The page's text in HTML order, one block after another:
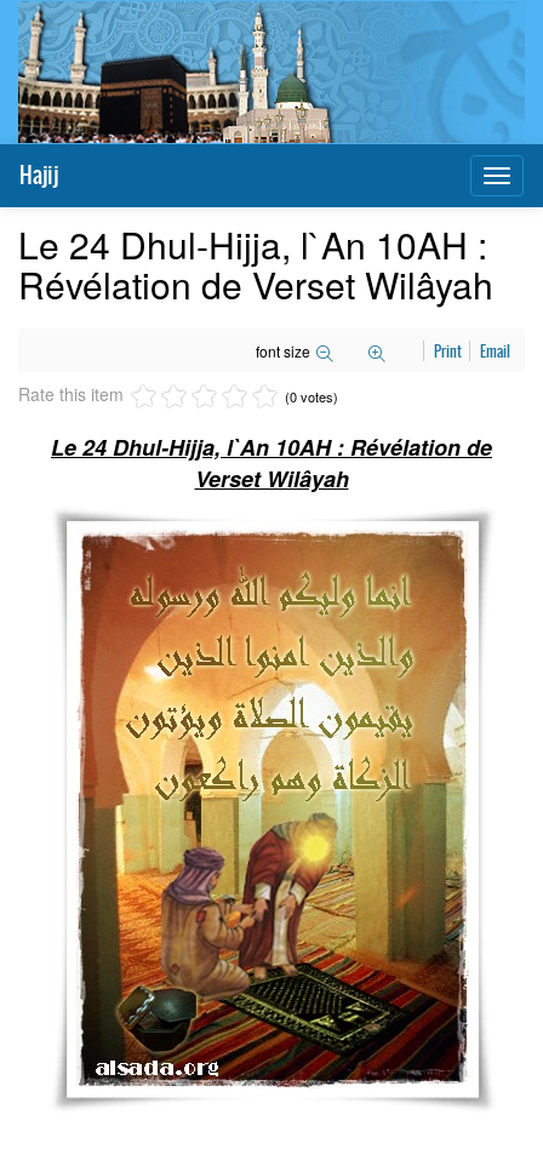
Hajij
Le 24 Dhul-Hijja, l`An 10AH :
Révélation de Verset Wilâyah
font size Print Email
Rate this item (0 votes)
Le 24 Dhul-Hijja, l`An 10AH : Révélation de
Verset Wilâyah